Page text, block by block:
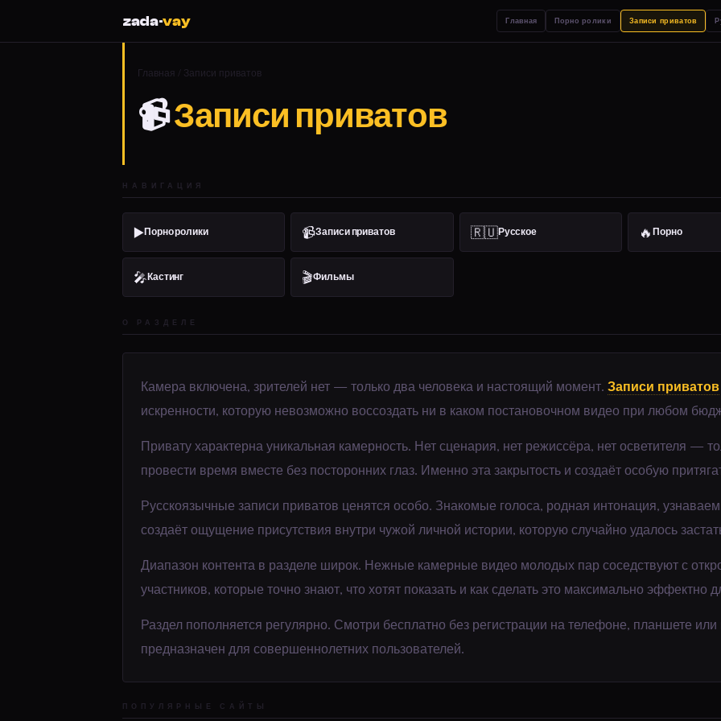
zada·vay Главная Порно ролики Записи приватов
Главная / Записи приватов
📹Записи приватов
НАВИГАЦИЯ
▶️Порно ролики 📹Записи приватов 🇷🇺Русское 🔥Порно
🎤 Кастинг 🎬Фильмы
О РАЗДЕЛЕ
Камера включена, зрителей нет — только два человека и настоящий момент. Записи приватов
искренности, которую невозможно воссоздать ни в каком постановочном видео при любом
Привату характерна уникальная камерность. Нет сценария, нет режиссёра, нет осветителя —
провести время вместе без посторонних глаз. Именно эта закрытость и создаёт особую
Русскоязычные записи приватов ценятся особо. Знакомые голоса, родная интонация,
создаёт ощущение присутствия внутри чужой личной истории, которую случайно удалось
Диапазон контента в разделе широк. Нежные камерные видео молодых пар соседствуют с
участников, которые точно знают, что хотят показать и как сделать это максимально эффектно
Раздел пополняется регулярно. Смотри бесплатно без регистрации на телефоне, планшете
предназначен для совершеннолетних пользователей.
ПОПУЛЯРНЫЕ САЙТЫ